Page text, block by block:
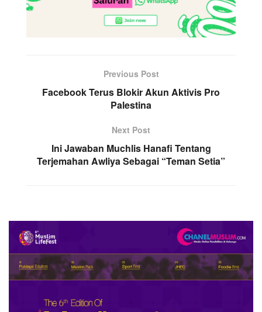
Previous Post
Facebook Terus Blokir Akun Aktivis Pro
Palestina
Next Post
Ini Jawaban Muchlis Hanafi Tentang
Terjemahan Awliya Sebagai “Teman Setia”